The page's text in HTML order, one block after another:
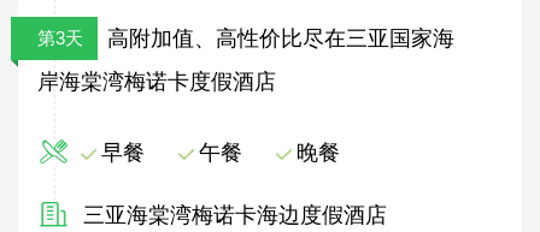
第3天
高附加值、高性价比尽在三亚国家海
岸海棠湾梅诺卡度假酒店
早餐 午餐 晚餐
三亚海棠湾梅诺卡海边度假酒店